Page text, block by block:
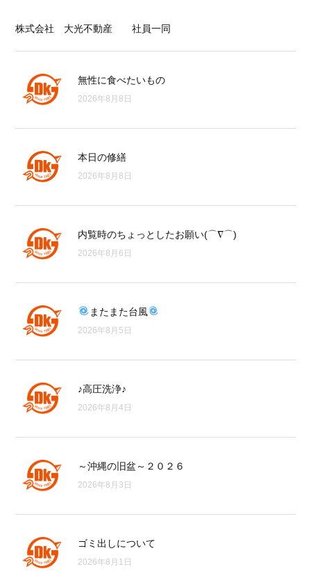
株式会社 大光不動産社員一同
無性に食べたいもの
2026年8月8日
本日の修繕
2026年8月8日
内覧時のちょっとしたお願い(⌒∇⌒)
2026年8月6日
またまた台風
2026年8月5日
♪高圧洗浄♪
2026年8月4日
～沖縄の旧盆～２０２６
2026年8月3日
ゴミ出しについて
2026年8月1日